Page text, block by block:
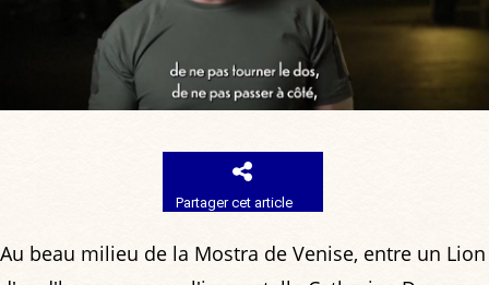
Partager cet article
Au beau milieu de la Mostra de Venise, entre un Lion